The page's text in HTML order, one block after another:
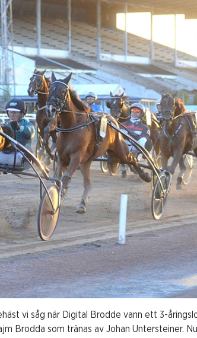
vi såg när Digital Brodde vann ett 3-
Brodda som tränas av Johan Untersteiner.